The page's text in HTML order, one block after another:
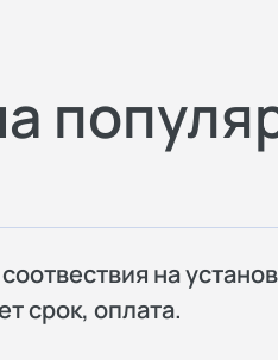
на
срок, оплата.